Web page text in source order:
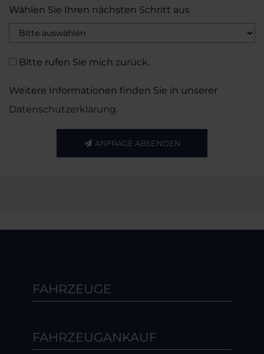
Wählen Sie Ihren nächsten Schritt aus
Bitte rufen Sie mich zurück.
Weitere Informationen finden Sie in unserer
Datenschutzerklärung.
ANFRAGE ABSENDEN
FAHRZEUGE
FAHRZEUGANKAUF